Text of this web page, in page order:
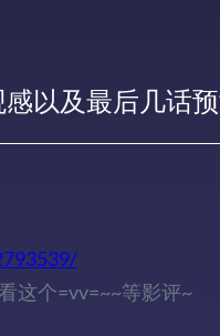
感以及最后几话
这个=vv=~~等影评~